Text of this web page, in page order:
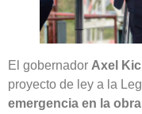
El gobernador Axel
proyecto de ley a la
emergencia en la